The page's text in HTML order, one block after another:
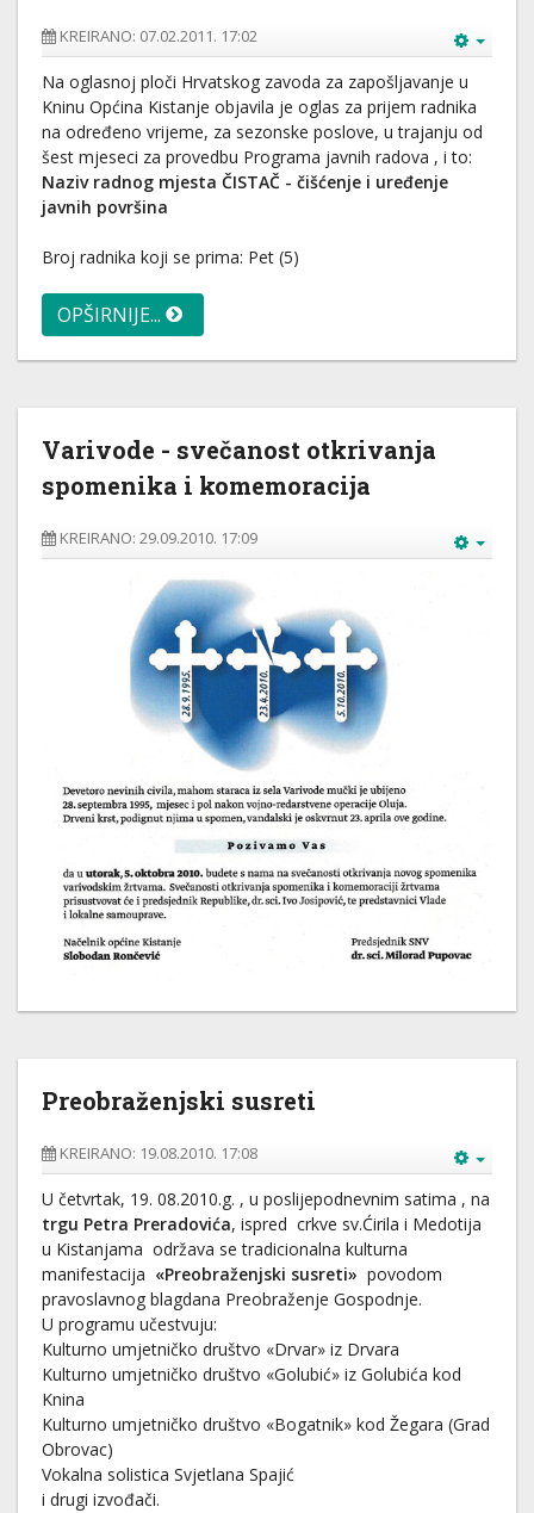
KREIRANO: 07.02.2011. 17:02
Na oglasnoj ploči Hrvatskog zavoda za zapošljavanje u
Kninu Općina Kistanje objavila je oglas za prijem radnika
na određeno vrijeme, za sezonske poslove, u trajanju od
šest mjeseci za provedbu Programa javnih radova , i to:
Naziv radnog mjesta ČISTAČ - čišćenje i uređenje
javnih površina
Broj radnika koji se prima: Pet (5)
OPŠIRNIJE...
Varivode - svečanost otkrivanja
spomenika i komemoracija
KREIRANO: 29.09.2010. 17:09
Preobraženjski susreti
KREIRANO: 19.08.2010. 17:08
U četvrtak, 19. 08.2010.g. , u poslijepodnevnim satima , na
trgu Petra Preradovića, ispred crkve sv.Ćirila i Medotija
u Kistanjama održava se tradicionalna kulturna
manifestacija «Preobraženjski susreti» povodom
pravoslavnog blagdana Preobraženje Gospodnje.
U programu učestvuju:
Kulturno umjetničko društvo «Drvar» iz Drvara
Kulturno umjetničko društvo «Golubić» iz Golubića kod
Knina
Kulturno umjetničko društvo «Bogatnik» kod Žegara (Grad
Obrovac)
Vokalna solistica Svjetlana Spajić
i drugi izvođači.